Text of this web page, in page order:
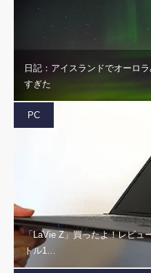
日記：アイスランドでオーロ
すぎた
PC
「LaVie Z」買ったよ！レビ
トル1…